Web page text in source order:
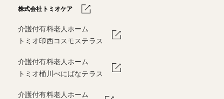
株式会社トミオケア
介護付有料老人ホーム
トミオ印西コスモステラス
介護付有料老人ホーム
トミオ桶川べにばなテラス
介護付有料老人ホーム